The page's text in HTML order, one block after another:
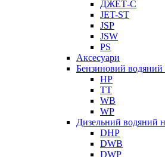
ДЖЕТ-С
JET-ST
JSP
JSW
PS
Аксесуари
Бензиновий водяний
HP
TT
WB
WP
Дизельний водяний
DHP
DWB
DWP